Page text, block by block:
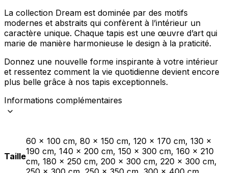
La collection Dream est dominée par des motifs
modernes et abstraits qui confèrent à l’intérieur un
caractère unique. Chaque tapis est une œuvre d’art qui
marie de manière harmonieuse le design à la praticité.
Donnez une nouvelle forme inspirante à votre intérieur
et ressentez comment la vie quotidienne devient encore
plus belle grâce à nos tapis exceptionnels.
Informations complémentaires
Taille
60 x 100 cm, 80 x 150 cm, 120 x 170 cm, 130 x
190 cm, 140 x 200 cm, 150 x 300 cm, 160 x 210
cm, 180 x 250 cm, 200 x 300 cm, 220 x 300 cm,